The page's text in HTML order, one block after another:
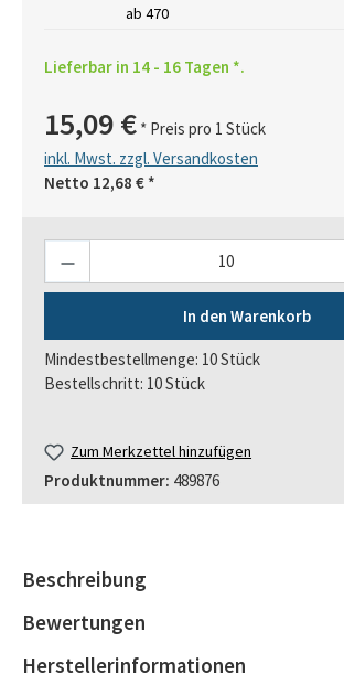
ab 470
Lieferbar in 14 - 16 Tagen *.
15,09 € * Preis pro 1 Stück
inkl. Mwst. zzgl. Versandkosten
Netto 12,68 € *
In den Warenkorb
Mindestbestellmenge: 10 Stück
Bestellschritt: 10 Stück
Zum Merkzettel hinzufügen
Produktnummer: 489876
Beschreibung
Bewertungen
Herstellerinformationen